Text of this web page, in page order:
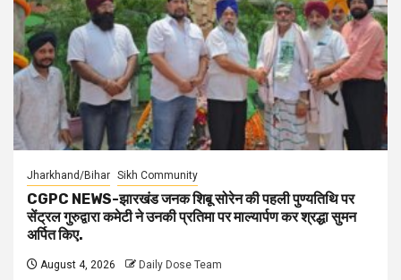
Jharkhand/Bihar Sikh Community
CGPC NEWS-झारखंड जनक शिबू सोरेन की पहली पुण्यतिथि पर
सेंट्रल गुरुद्वारा कमेटी ने उनकी प्रतिमा पर माल्यार्पण कर श्रद्धा सुमन
अर्पित किए.
August 4, 2026 Daily Dose Team